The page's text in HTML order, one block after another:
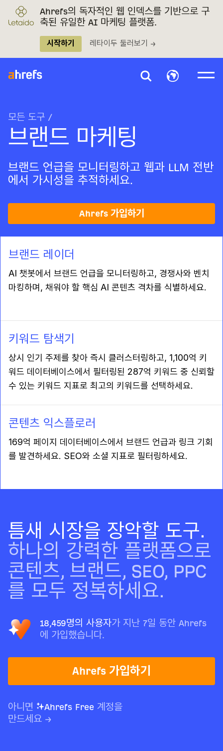
Ahrefs의 독자적인 웹 인덱스를 기반으로 구
축된 유일한 AI 마케팅 플랫폼.
시작하기 레타이두 둘러보기 →
모든 도구 /
브랜드 마케팅
브랜드 언급을 모니터링하고 웹과 LLM 전반
에서 가시성을 추적하세요.
Ahrefs 가입하기
브랜드 레이더
AI 챗봇에서 브랜드 언급을 모니터링하고, 경쟁사와 벤치
마킹하며, 채워야 할 핵심 AI 콘텐츠 격차를 식별하세요.
키워드 탐색기
상시 인기 주제를 찾아 즉시 클러스터링하고, 1,100억 키
워드 데이터베이스에서 필터링된 287억 키워드 중 신뢰할
수 있는 키워드 지표로 최고의 키워드를 선택하세요.
콘텐츠 익스플로러
169억 페이지 데이터베이스에서 브랜드 언급과 링크 기회
를 발견하세요. SEO와 소셜 지표로 필터링하세요.
틈새 시장을 장악할 도구.
하나의 강력한 플랫폼으로
콘텐츠, 브랜드, SEO, PPC
를 모두 정복하세요.
18,459명의 사용자가 지난 7일 동안 Ahrefs
에 가입했습니다.
Ahrefs 가입하기
아니면 Ahrefs Free 계정을
만드세요 →